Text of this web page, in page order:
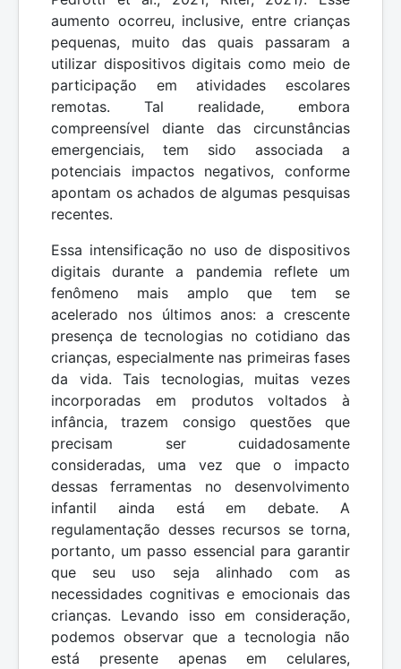
aumento ocorreu, inclusive, entre crianças
pequenas, muito das quais passaram a
utilizar dispositivos digitais como meio de
participação em atividades escolares
remotas. Tal realidade, embora
compreensível diante das circunstâncias
emergenciais, tem sido associada a
potenciais impactos negativos, conforme
apontam os achados de algumas pesquisas
recentes.
Essa intensificação no uso de dispositivos
digitais durante a pandemia reflete um
fenômeno mais amplo que tem se
acelerado nos últimos anos: a crescente
presença de tecnologias no cotidiano das
crianças, especialmente nas primeiras fases
da vida. Tais tecnologias, muitas vezes
incorporadas em produtos voltados à
infância, trazem consigo questões que
precisam ser cuidadosamente
consideradas, uma vez que o impacto
dessas ferramentas no desenvolvimento
infantil ainda está em debate. A
regulamentação desses recursos se torna,
portanto, um passo essencial para garantir
que seu uso seja alinhado com as
necessidades cognitivas e emocionais das
crianças. Levando isso em consideração,
podemos observar que a tecnologia não
está presente apenas em celulares,